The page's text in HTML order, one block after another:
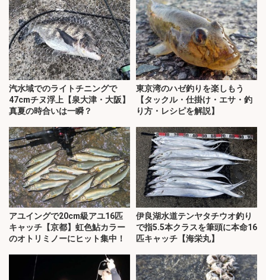
汽水域でのライトチニングで
47cmチヌ浮上【泉大津・大阪】
真夏の時合いは一瞬？
東京湾のハゼ釣りを楽しもう
【タックル・仕掛け・エサ・釣
り方・レシピを解説】
アユイングで20cm級アユ16匹
キャッチ【京都】虹色鮎カラー
のオトリミノーにヒット集中！
伊良湖水道テンヤタチウオ釣り
で指5.5本クラスを筆頭に本命16
匹キャッチ【海栄丸】